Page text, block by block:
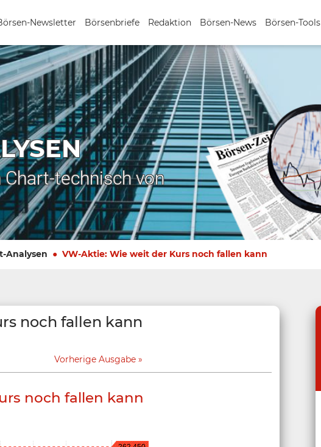
Newsletter Börsenbriefe Redaktion Börsen-News Börsen-Tools
technisch von
Analysen VW-Aktie: Wie weit der Kurs noch fallen kann
noch fallen kann
Vorherige Ausgabe
noch fallen kann